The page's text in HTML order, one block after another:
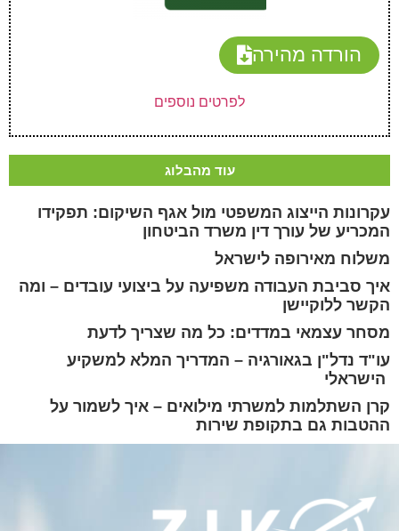
הורדה מהירה
לפרטים נוספים
עוד מהבלוג
עקרונות הייצוג המשפטי מול אגף השיקום: תפקידו
המכריע של עורך דין משרד הביטחון
משלוח מאירופה לישראל
איך סביבת העבודה משפיעה על ביצועי עובדים – ומה
הקשר ללוקיישן
מסחר עצמאי במדדים: כל מה שצריך לדעת
עו"ד נדל"ן בגאורגיה – המדריך המלא למשקיע
הישראלי
קרן השתלמות למשרתי מילואים – איך לשמור על
ההטבות גם בתקופת שירות